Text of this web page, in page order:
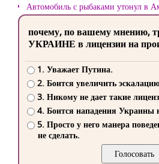
Автомобиль с рыбаками утонул в
почему, по вашему мнению,
УКРАИНЕ в лицензии на
1. Уважает Путина.
2. Боится увеличить
3. Никому не дает такие
4. Боится нападения
5. Просто у него манера
не сделать.